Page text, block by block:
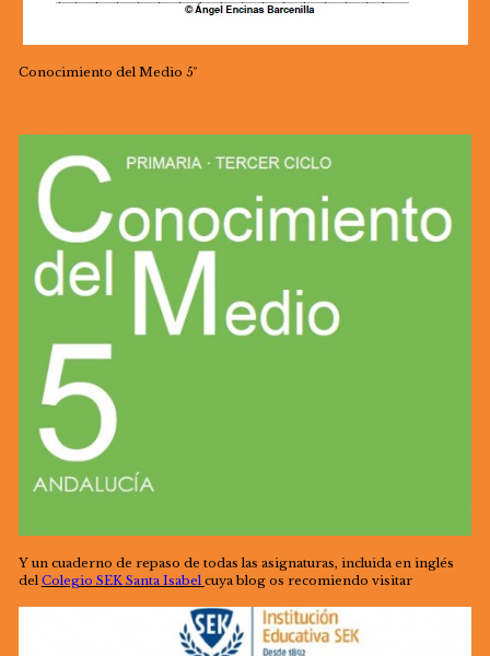
Conocimiento del Medio 5º
Y un cuaderno de repaso de todas las asignaturas, incluida en inglés
del Colegio SEK Santa Isabel cuya blog os recomiendo visitar